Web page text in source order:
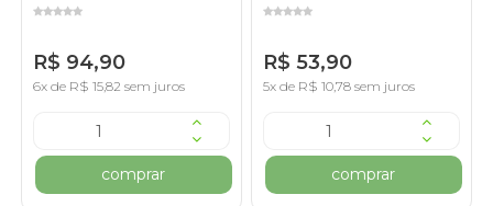
R$ 94,90
6x de R$ 15,82 sem juros
comprar
R$ 53,90
5x de R$ 10,78 sem juros
comprar